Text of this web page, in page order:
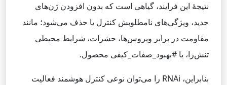
نتیجهٔ این فرایند، گیاهی است که بدون افزودن ژن‌های
جدید، ویژگی‌های نامطلوبش کنترل یا حذف می‌شود؛ مانند
مقاومت در برابر ویروس‌ها، حشرات، شرایط محیطی
تنش‌زا، یا #بهبود_صفات_کیفی محصول.
بنابراین، RNAi را می‌توان نوعی کنترل هوشمند فعالیت